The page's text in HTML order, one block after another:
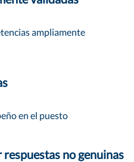
ampliamente
en el puesto
no genuinas